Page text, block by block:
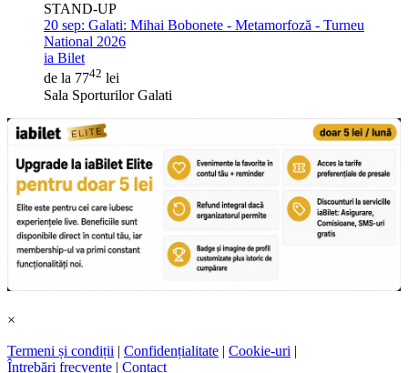
STAND-UP
20 sep: Galati: Mihai Bobonete - Metamorfoză - Turneu
National 2026
ia Bilet
de la 7742 lei
Sala Sporturilor Galati
×
Termeni și condiții | Confidențialitate | Cookie-uri |
Întrebări frecvente | Contact